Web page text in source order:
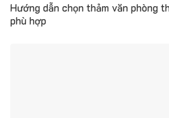
Hướng dẫn chọn thảm văn phòng
phù hợp